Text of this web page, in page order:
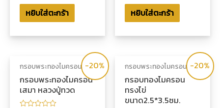
0
ตั้งแต่
หยิบใส่ตะกร้า
0
ตั้งแต่
หยิบใส่ตะกร้า
-20%
กรอบพระทองไมครอน
กรอบพระทองไมครอน
เสมา หลวงปู่ทวด
-20%
กรอบพระทองไมครอน
กรอบทองไมครอน
ทรงไข่
ขนาด2.5*3.5ซม.